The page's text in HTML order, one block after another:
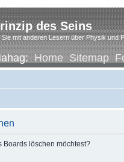
des Seins
mit anderen Lesern über Physik und
Home Sitemap
Boards löschen möchtest?